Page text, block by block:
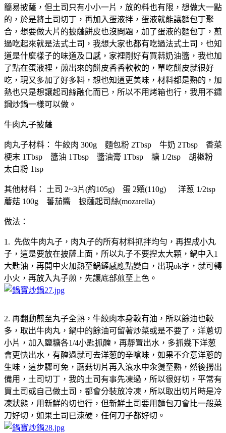
簡易披薩，但土司只有小小一片，放的料也有限，想做大一點
的，於是將土司切丁，再加入蛋液拌，蛋液就能讓麵包丁聚
合，想要做大片的披薩餅皮也沒問題，加了蛋液的麵包丁，煎
過吃起來就是法式土司，我想大家也都有吃過法式土司，也知
道是什麼樣子的味道及口感，家裡剛好有買蒜奶油醬，我也加
了點在蛋液裡，煎出來的餅皮香香軟軟的，單吃餅皮就很好
吃，現又多加了好多料，想也知道更美味，材料都是熟的，加
熱也只是想讓起司絲融化而已，所以不用烤箱也行，我用不鏽
鋼炒鍋一樣可以做。
牛肉丸子披薩
肉丸子材料： 牛絞肉 300g 麵包粉 2Tbsp 牛奶 2Tbsp 香菜
梗末 1Tbsp 醬油 1Tbsp 醬油膏 1Tbsp 糖 1/2tsp 胡椒粉
太白粉 1tsp
其他材料： 土司 2~3片(約105g) 蛋 2顆(110g) 洋葱 1/2tsp
蘑菇 100g 蕃茄醬 披薩起司絲(mozarella)
做法：
1. 先做牛肉丸子，肉丸子的所有材料抓拌均勻，再捏成小丸
子，這是要放在披薩上面，所以丸子不要揑太大顆，鍋中入1
大匙油，再開中火加熱至鍋鏟感應點變白，出現ok字，就可轉
小火，再放入丸子煎，先讓底部煎至上色。
2. 再翻動煎至丸子全熟，牛絞肉本身較有油，所以餘油也較
多，取出牛肉丸，鍋中的餘油可留著炒菜或是不要了，洋蔥切
小片，加入鹽糖各1/4小匙抓醃，再靜置出水，多抓幾下洋葱
會更快出水，有醃過就可去洋葱的辛嗆味，如果不介意洋蔥的
生味，這步驟可免，蘑菇切片再入滾水中汆燙至熟，然後撈出
備用，土司切丁，我的土司有事先凍過，所以很好切，平常有
買土司或自己做土司，都會分裝放冷凍，所以取出切片時是冷
凍狀態，用新鮮的切也行，但新鮮土司要用麵包刀會比一般菜
刀好切，如果土司已涑硬，任何刀子都好切。